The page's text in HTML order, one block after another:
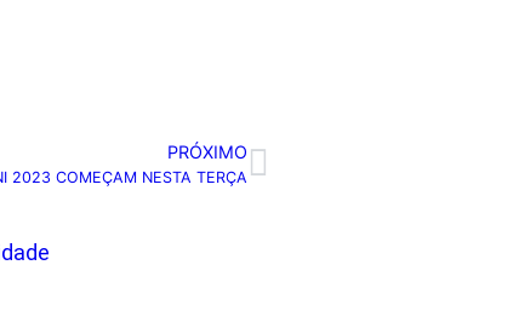
PRÓXIMO
2023 COMEÇAM NESTA TERÇA